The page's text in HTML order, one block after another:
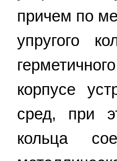
причем по
упругого
корпусе
сред, при
кольца